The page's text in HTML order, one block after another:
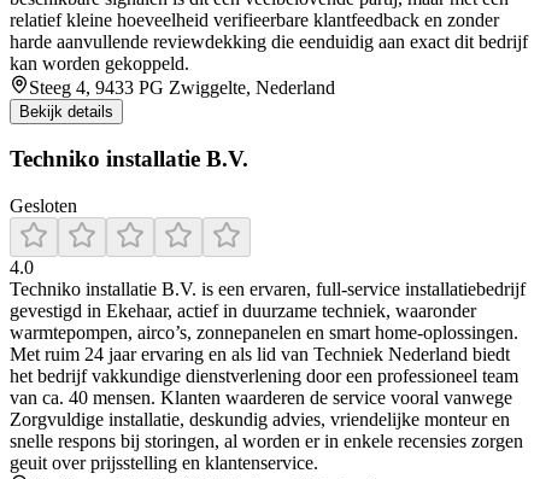
relatief kleine hoeveelheid verifieerbare klantfeedback en zonder
harde aanvullende reviewdekking die eenduidig aan exact dit bedrijf
kan worden gekoppeld.
Steeg 4, 9433 PG Zwiggelte, Nederland
Bekijk details
Techniko installatie B.V.
Gesloten
4.0
Techniko installatie B.V. is een ervaren, full-service installatiebedrijf
gevestigd in Ekehaar, actief in duurzame techniek, waaronder
warmtepompen, airco’s, zonnepanelen en smart home-oplossingen.
Met ruim 24 jaar ervaring en als lid van Techniek Nederland biedt
het bedrijf vakkundige dienstverlening door een professioneel team
van ca. 40 mensen. Klanten waarderen de service vooral vanwege
Zorgvuldige installatie, deskundig advies, vriendelijke monteur en
snelle respons bij storingen, al worden er in enkele recensies zorgen
geuit over prijsstelling en klantenservice.